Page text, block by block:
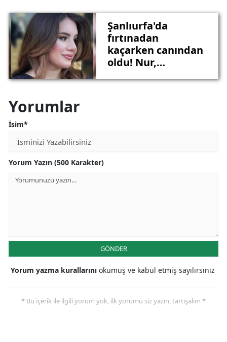
Şanlıurfa'da
fırtınadan
kaçarken canından
oldu! Nur,
Yorumlar
İsim*
Yorum Yazın (500 Karakter)
GÖNDER
Yorum yazma kurallarını okumuş ve kabul etmiş sayılırsınız
* Bu içerik ile ilgili yorum yok, ilk yorumu siz yazın, tartışalım *